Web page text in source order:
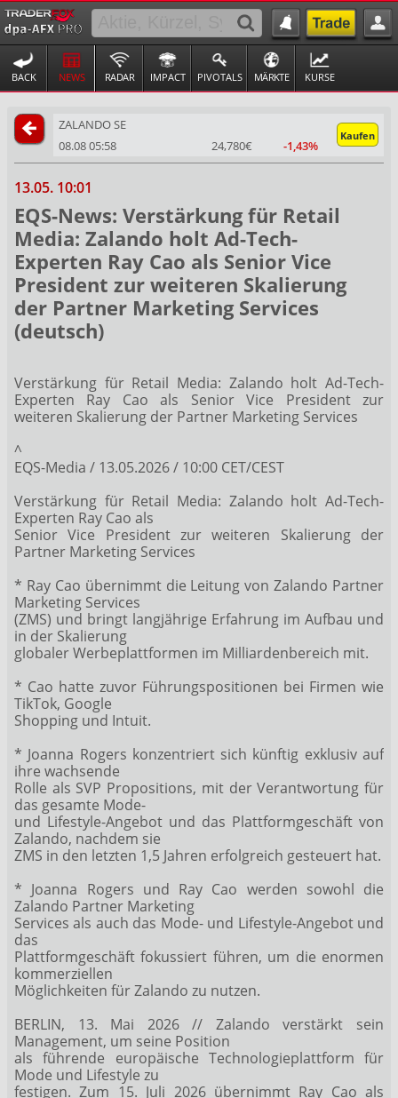
BACK NEWS RADAR IMPACT PIVOTALS MÄRKTE KURSE
ZALANDO SE
Kaufen
08.08 05:58 24,780€ -1,43%
13.05. 10:01
EQS-News: Verstärkung für Retail
Media: Zalando holt Ad-Tech-
Experten Ray Cao als Senior Vice
President zur weiteren Skalierung
der Partner Marketing Services
(deutsch)
Verstärkung für Retail Media: Zalando holt Ad-Tech-
Experten Ray Cao als Senior Vice President zur
weiteren Skalierung der Partner Marketing Services
^
EQS-Media / 13.05.2026 / 10:00 CET/CEST
Verstärkung für Retail Media: Zalando holt Ad-Tech-
Experten Ray Cao als
Senior Vice President zur weiteren Skalierung der
Partner Marketing Services
* Ray Cao übernimmt die Leitung von Zalando Partner
Marketing Services
(ZMS) und bringt langjährige Erfahrung im Aufbau und
in der Skalierung
globaler Werbeplattformen im Milliardenbereich mit.
* Cao hatte zuvor Führungspositionen bei Firmen wie
TikTok, Google
Shopping und Intuit.
* Joanna Rogers konzentriert sich künftig exklusiv auf
ihre wachsende
Rolle als SVP Propositions, mit der Verantwortung für
das gesamte Mode-
und Lifestyle-Angebot und das Plattformgeschäft von
Zalando, nachdem sie
ZMS in den letzten 1,5 Jahren erfolgreich gesteuert hat.
* Joanna Rogers und Ray Cao werden sowohl die
Zalando Partner Marketing
Services als auch das Mode- und Lifestyle-Angebot und
das
Plattformgeschäft fokussiert führen, um die enormen
kommerziellen
Möglichkeiten für Zalando zu nutzen.
BERLIN, 13. Mai 2026 // Zalando verstärkt sein
Management, um seine Position
als führende europäische Technologieplattform für
Mode und Lifestyle zu
festigen. Zum 15. Juli 2026 übernimmt Ray Cao als